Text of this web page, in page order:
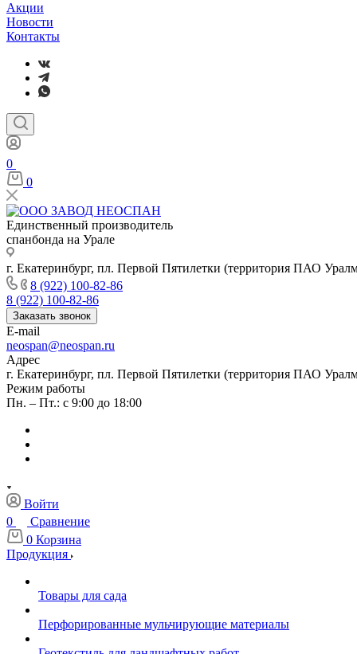
Акции
Новости
Контакты
0
0
Единственный производитель
спанбонда на Урале
г. Екатеринбург, пл. Первой Пятилетки (территория ПАО
8 (922) 100-82-86
8 (922) 100-82-86
Заказать звонок
E-mail
neospan@neospan.ru
Адрес
г. Екатеринбург, пл. Первой Пятилетки (территория ПАО
Режим работы
Пн. – Пт.: с 9:00 до 18:00
Войти
0
Сравнение
0 Корзина
Продукция
Товары для сада
Перфорированные мульчирующие материалы